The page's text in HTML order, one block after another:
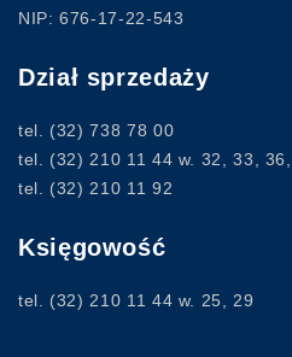
NIP: 676-17-22-543
Dział sprzedaży
tel. (32) 738 78 00
tel. (32) 210 11 44 w. 32, 33,
tel. (32) 210 11 92
Księgowość
tel. (32) 210 11 44 w. 25, 29